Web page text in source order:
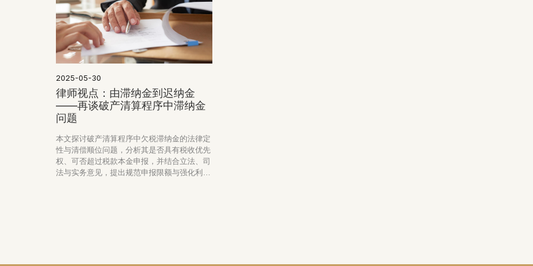
2025-05-30
律师视点：由滞纳金到迟纳金
——再谈破产清算程序中滞纳金
问题
本文探讨破产清算程序中欠税滞纳金的法律定
性与清偿顺位问题，分析其是否具有税收优先
权、可否超过税款本金申报，并结合立法、司
法与实务意见，提出规范申报限额与强化利息